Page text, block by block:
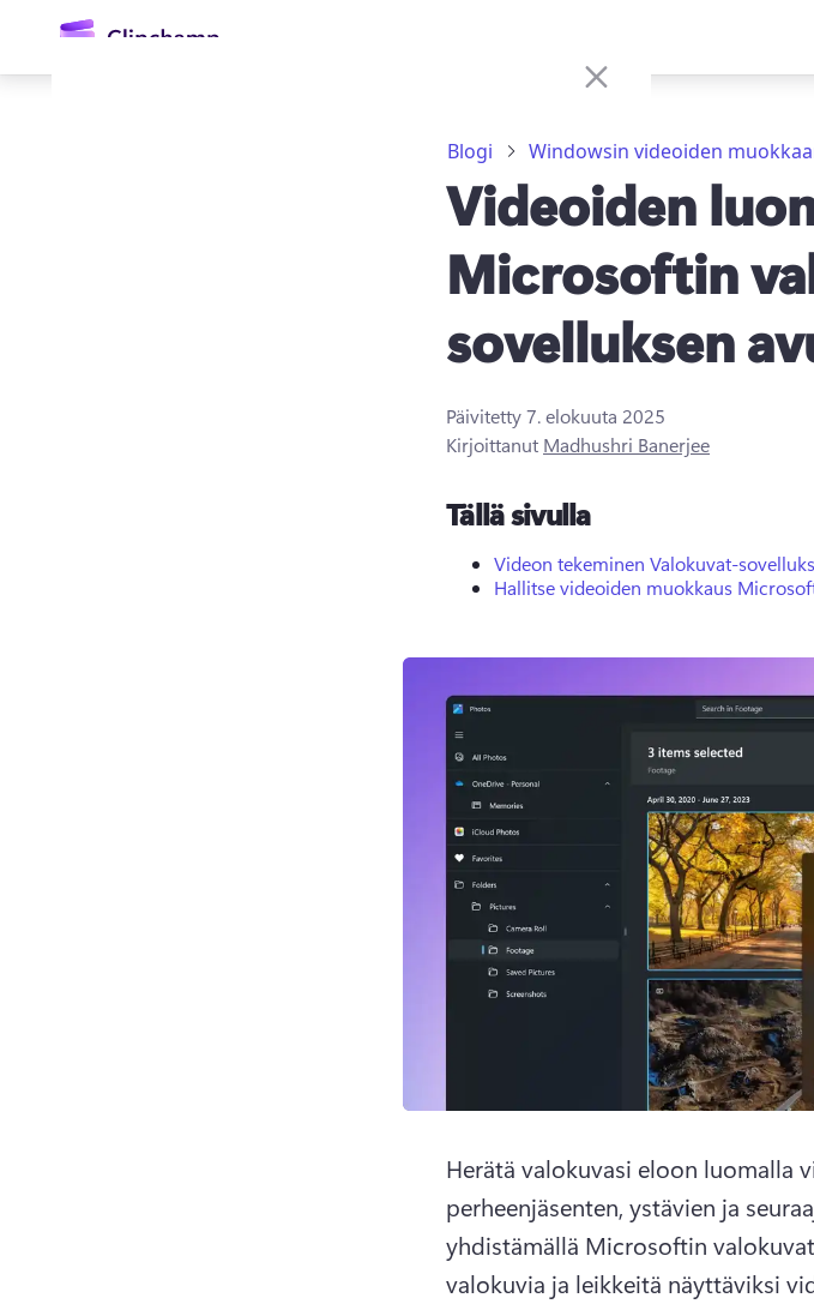
Blogi Windowsin videoiden
Videoiden
Microsoftin
sovelluksen
Päivitetty7. elokuuta 2025
Kirjoittanut Madhushri Banerjee
Tällä sivulla
Videon tekeminen Valokuvat-
Hallitse videoiden muokkaus
Herätä valokuvasi eloon luomalla
perheenjäsenten, ystävien ja
yhdistämällä Microsoftin
valokuvia ja leikkeitä näyttäviksi